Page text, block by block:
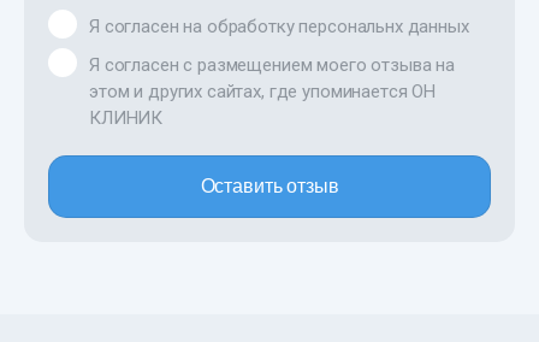
Я согласен на обработку персональнх данных
Я согласен с размещением моего отзыва на
этом и других сайтах, где упоминается ОН
КЛИНИК
Оставить отзыв